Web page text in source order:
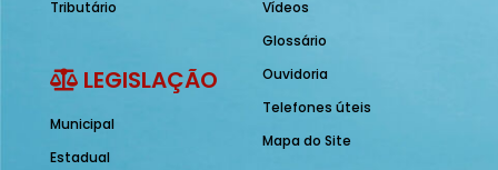
Tributário
LEGISLAÇÃO
Municipal
Estadual
Vídeos
Glossário
Ouvidoria
Telefones úteis
Mapa do Site